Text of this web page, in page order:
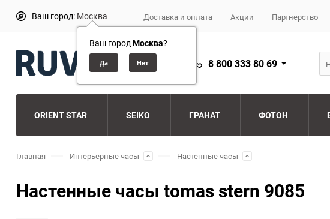
Ваш город: Москва
Ваш городМосква?
Доставка и оплата Акции Партнерство
8 800 333 80 69
ORIENT STAR SEIKO ГРАНАТ ФОТОН
Главная Интерьерные часы Настенные часы
Настенные часы tomas stern 9085